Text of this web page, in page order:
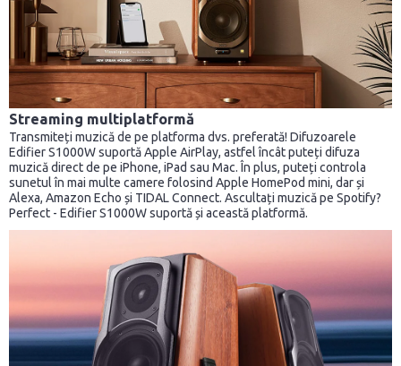
Streaming multiplatformă
Transmiteți muzică de pe platforma dvs. preferată! Difuzoarele
Edifier S1000W suportă Apple AirPlay, astfel încât puteți difuza
muzică direct de pe iPhone, iPad sau Mac. În plus, puteți controla
sunetul în mai multe camere folosind Apple HomePod mini, dar și
Alexa, Amazon Echo și TIDAL Connect. Ascultați muzică pe Spotify?
Perfect - Edifier S1000W suportă și această platformă.